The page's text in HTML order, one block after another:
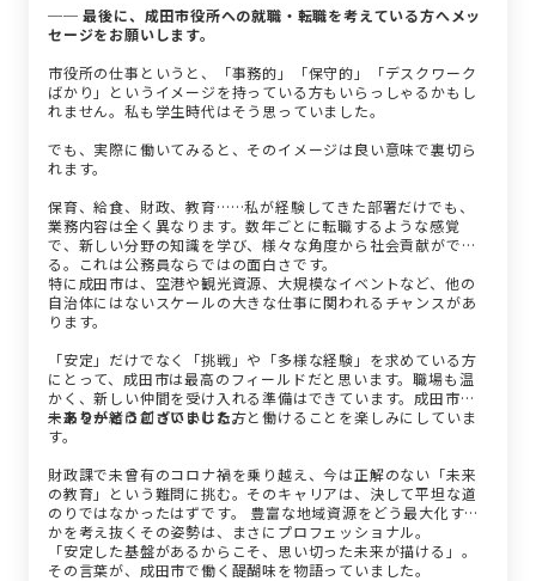
── 最後に、成田市役所への就職・転職を考えている方へメッ
セージをお願いします。
市役所の仕事というと、「事務的」「保守的」「デスクワーク
ばかり」というイメージを持っている方もいらっしゃるかもし
れません。私も学生時代はそう思っていました。
でも、実際に働いてみると、そのイメージは良い意味で裏切ら
れます。
保育、給食、財政、教育……私が経験してきた部署だけでも、
業務内容は全く異なります。数年ごとに転職するような感覚
で、新しい分野の知識を学び、様々な角度から社会貢献ができ
る。これは公務員ならではの面白さです。
特に成田市は、空港や観光資源、大規模なイベントなど、他の
自治体にはないスケールの大きな仕事に関われるチャンスがあ
ります。
「安定」だけでなく「挑戦」や「多様な経験」を求めている方
にとって、成田市は最高のフィールドだと思います。職場も温
かく、新しい仲間を受け入れる準備はできています。成田市の
未来を一緒に創っていける方と働けることを楽しみにしていま
す。
ーありがとうございました。
財政課で未曾有のコロナ禍を乗り越え、今は正解のない「未来
の教育」という難問に挑む。そのキャリアは、決して平坦な道
のりではなかったはずです。 豊富な地域資源をどう最大化する
かを考え抜くその姿勢は、まさにプロフェッショナル。
「安定した基盤があるからこそ、思い切った未来が描ける」。
その言葉が、成田市で働く醍醐味を物語っていました。